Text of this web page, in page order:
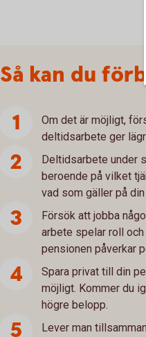
Så kan du
Om det är möjligt,
deltidsarbete ger
Deltidsarbete under
beroende på vilket
vad som gäller på
Försök att jobba
arbete spelar roll
pensionen påverkar
Spara privat till din
möjligt. Kommer du
högre belopp.
Lever man